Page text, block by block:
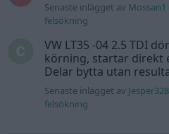
Senaste inlägget av Mossan1
felsökning
VW LT35 -04 2.5 TDI
körning, startar direkt
Delar bytta utan
Senaste inlägget av
felsökning